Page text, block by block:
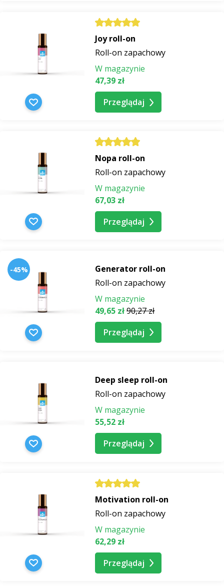
Joy roll-on
Roll-on zapachowy
W magazynie
47,39 zł
Przeglądaj
Nopa roll-on
Roll-on zapachowy
W magazynie
67,03 zł
Przeglądaj
-45%
Generator roll-on
Roll-on zapachowy
W magazynie
49,65 zł90,27 zł
Przeglądaj
Deep sleep roll-on
Roll-on zapachowy
W magazynie
55,52 zł
Przeglądaj
Motivation roll-on
Roll-on zapachowy
W magazynie
62,29 zł
Przeglądaj